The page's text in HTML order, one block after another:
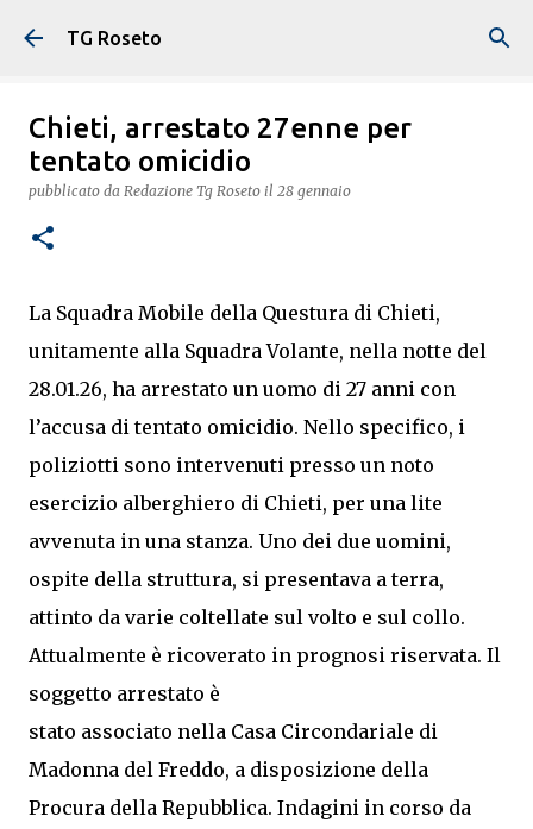
Passa ai contenuti principali
TG Roseto
Chieti, arrestato 27enne per
tentato omicidio
pubblicato da Redazione Tg Roseto il 28 gennaio
La Squadra Mobile della Questura di Chieti,
unitamente alla Squadra Volante, nella notte del
28.01.26, ha arrestato un uomo di 27 anni con
l’accusa di tentato omicidio. Nello specifico, i
poliziotti sono intervenuti presso un noto
esercizio alberghiero di Chieti, per una lite
avvenuta in una stanza. Uno dei due uomini,
ospite della struttura, si presentava a terra,
attinto da varie coltellate sul volto e sul collo.
Attualmente è ricoverato in prognosi riservata. Il
soggetto arrestato è
stato associato nella Casa Circondariale di
Madonna del Freddo, a disposizione della
Procura della Repubblica. Indagini in corso da